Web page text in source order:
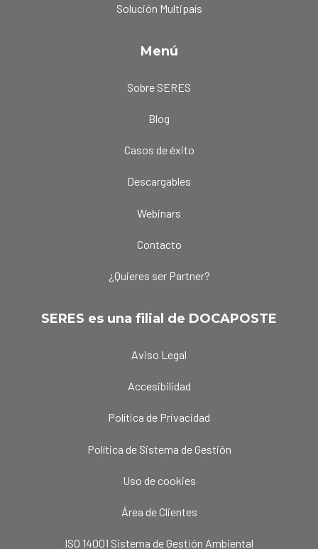
Solución Multipaís
Menú
Sobre SERES
Blog
Casos de éxito
Descargables
Webinars
Contacto
¿Quieres ser Partner?
SERES es una filial de DOCAPOSTE
Aviso Legal
Accesibilidad
Política de Privacidad
Política de Sistema de Gestión
Uso de cookies
Área de Clientes
ISO 14001 Sistema de Gestión Ambiental